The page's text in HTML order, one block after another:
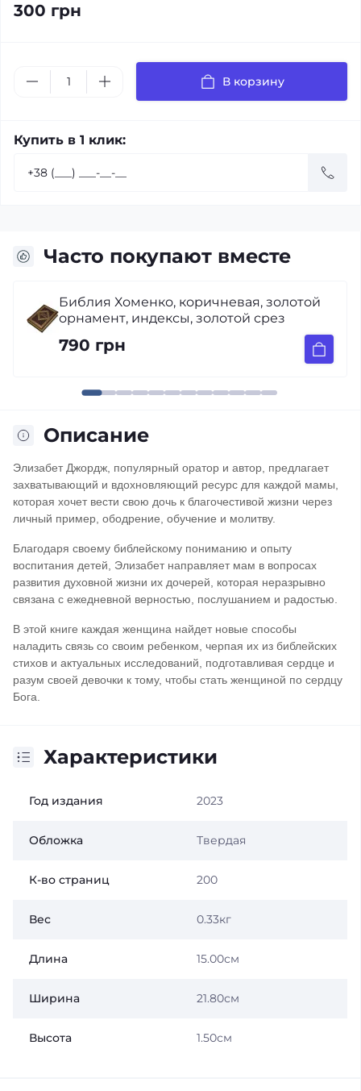
300 грн
В корзину
Купить в 1 клик:
Часто покупают вместе
Библия Хоменко, заменитель кожи,
бордо, индексы, золотой обрез
790 грн
Описание
Элизабет Джордж, популярный оратор и автор, предлагает
захватывающий и вдохновляющий ресурс для каждой мамы,
которая хочет вести свою дочь к благочестивой жизни через
личный пример, ободрение, обучение и молитву.
Благодаря своему библейскому пониманию и опыту
воспитания детей, Элизабет направляет мам в вопросах
развития духовной жизни их дочерей, которая неразрывно
связана с ежедневной верностью, послушанием и радостью.
В этой книге каждая женщина найдет новые способы
наладить связь со своим ребенком, черпая их из библейских
стихов и актуальных исследований, подготавливая сердце и
разум своей девочки к тому, чтобы стать женщиной по сердцу
Бога.
Характеристики
Год издания 2023
Обложка Твердая
К-во страниц 200
Вес 0.33кг
Длина 15.00см
Ширина 21.80см
Высота 1.50см